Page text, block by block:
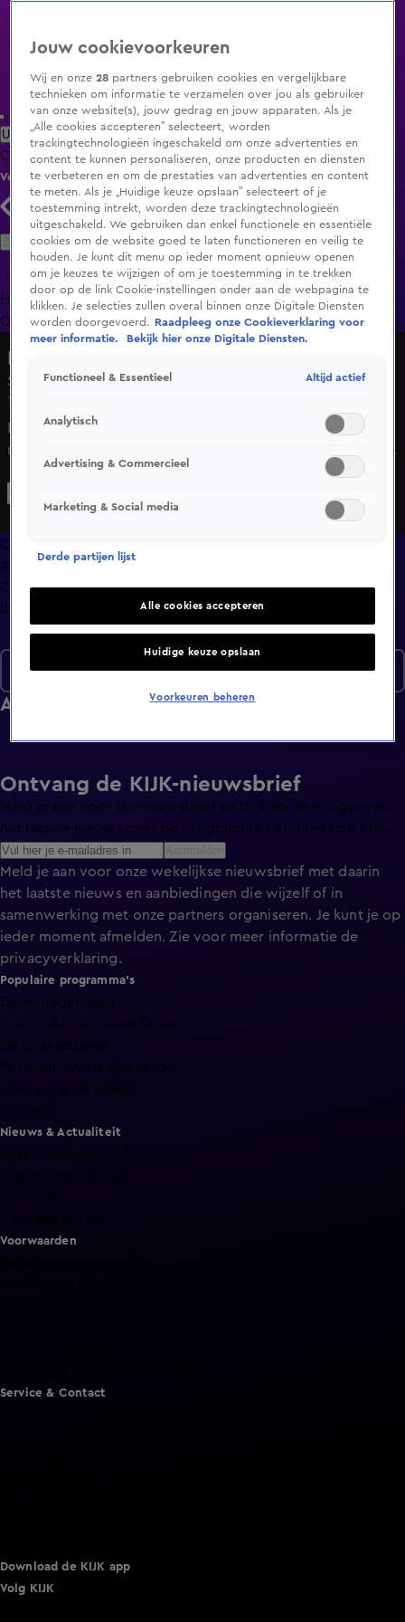
Uitzending Gemist Populaire programma's Zenders Genres
ClipsFilmsRadioSmart TV inlogShop
Volg KIJK
Zoeken
HomeUitzending Gemist Programma's De Bondgenoten
OranjezomerLivestreamsShop
Seizoen 1, aflevering 4
1 feb 2022, 20:30
De groep verblijft op een boerderij en helpt daar de boer
met verschillende klusjes. Dit is lastig voor Nick want hij
heeft enorme angst voor kippen. In Assen mag iedereen
leven zelf autorijden. Vervolgens worden er
boodschappen gedaan en koken ze gezamenlijk een
maaltijd.
Overzicht
Afleveringen
Clips
Info
Afleveringen
Seizoen 1
Ontvang de KIJK-nieuwsbrief
Meld je aan voor de nieuwsbrief en blijf op de hoogte van
het laatste nieuws over de programma’s en series op KIJK.
Meld je aan voor onze wekelijkse nieuwsbrief met daarin
het laatste nieuws en aanbiedingen die wijzelf of in
samenwerking met onze partners organiseren. Je kunt je op
ieder moment afmelden. Zie voor meer informatie de
privacyverklaring.
Populaire programma's
De Bondgenoten
A.S.S. - Anti Survival Show
De Oranjezomer
Mi Dushi: wat is dan liefde?
Lang Leve de Liefde
Nieuws & Actualiteit
Voorwaarden
Service & Contact
Download de KIJK app
Volg KIJK
Jouw cookievoorkeuren
Wij en onze28 partners gebruiken cookies en vergelijkbare
technieken om informatie te verzamelen over jou als gebruiker
van onze website(s), jouw gedrag en jouw apparaten. Als je
„Alle cookies accepteren” selecteert, worden
trackingtechnologieën ingeschakeld om onze advertenties en
content te kunnen personaliseren, onze producten en diensten
te verbeteren en om de prestaties van advertenties en content
te meten. Als je „Huidige keuze opslaan” selecteert of je
toestemming intrekt, worden deze trackingtechnologieën
uitgeschakeld. We gebruiken dan enkel functionele en essentiële
cookies om de website goed te laten functioneren en veilig te
houden. Je kunt dit menu op ieder moment opnieuw openen
om je keuzes te wijzigen of om je toestemming in te trekken
door op de link Cookie-instellingen onder aan de webpagina te
klikken. Je selecties zullen overal binnen onze Digitale Diensten
worden doorgevoerd.
Raadpleeg onze Cookieverklaring voor
meer informatie.
Bekijk hier onze Digitale Diensten.
Functioneel & Essentieel Altijd actief
Analytisch
Advertising & Commercieel
Marketing & Social media
Derde partijen lijst
Alle cookies accepteren
Huidige keuze opslaan
Voorkeuren beheren